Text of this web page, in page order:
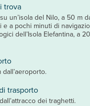
trova
un’isola del Nilo, a 50 m
e a pochi minuti di
dell’Isola Elefantina, a
trasporto
dei traghetti.